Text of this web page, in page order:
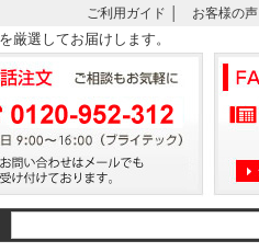
ご利用ガイド お客様の声
厳選してお届けします。